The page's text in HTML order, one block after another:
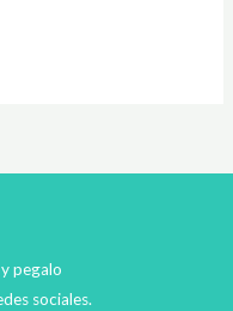
pegalo
sociales.